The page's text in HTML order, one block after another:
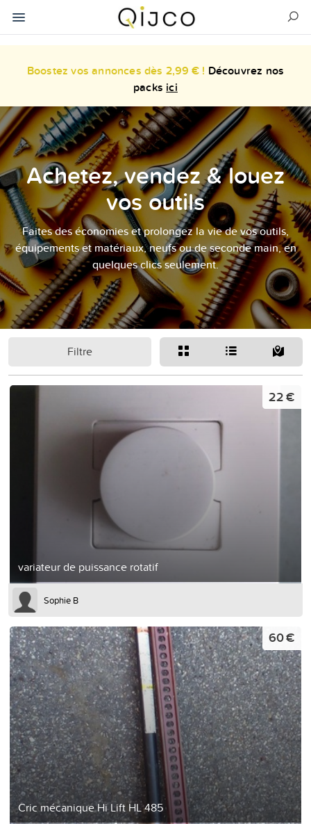
Boostez vos annonces dès 2,99 € ! Découvrez nos
packs ici
Achetez, vendez & louez
vos outils
Faites des économies et prolongez la vie de vos outils,
équipements et matériaux, neufs ou de seconde main, en
quelques clics seulement.
Filtre
variateur de puissance rotatif
22 €
Sophie B
Cric mécanique Hi Lift HL 485
60 €